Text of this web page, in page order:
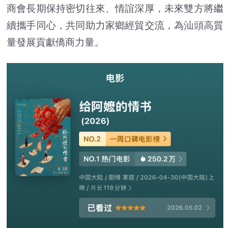
商會長期保持密切往來、情誼深厚，未來雙方將繼
續攜手同心，共同助力家鄉經貿交流，為汕頭高質
量發展貢獻僑商力量。